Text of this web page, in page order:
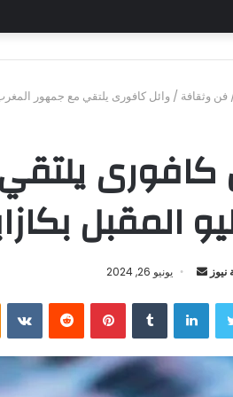
فن وثقافة / وائل كافورى يلتقي مع جمهور المغرب 6يوليو المقبل
كافورى
أرسل
إلكترونيا
يونيو 26, 2024
تويتر لينكدإن بينتيريست